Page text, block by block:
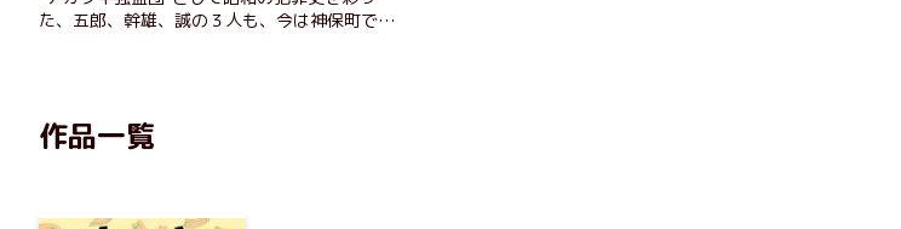
た、五郎、幹雄、誠の３人も、今は神保町で喫
作品一覧